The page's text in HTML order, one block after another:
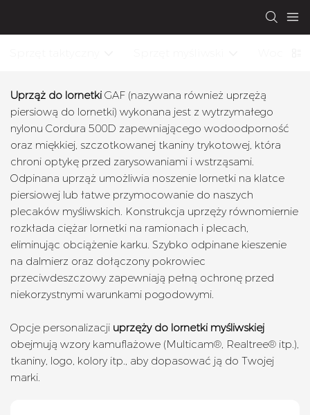
Uprząż do lornetki GAF (nazywana również uprzężą
piersiową do lornetki) wykonana jest z wytrzymałego
nylonu Cordura 500D zapewniającego wodoodporność
oraz miękkiej, szczotkowanej tkaniny trykotowej, która
chroni optykę przed zarysowaniami i wstrząsami.
Odpinana uprząż umożliwia noszenie lornetki na klatce
piersiowej lub łatwe przymocowanie do naszych
plecaków myśliwskich. Konstrukcja uprzęży równomiernie
rozkłada ciężar lornetki na ramionach i plecach,
eliminując obciążenie karku. Szybko odpinane kieszenie
na dalmierz oraz dołączony pokrowiec
przeciwdeszczowy zapewniają pełną ochronę przed
niekorzystnymi warunkami pogodowymi.
Opcje personalizacji uprzęży do lornetki myśliwskiej
obejmują wzory kamuflażowe (Multicam®, Realtree® itp.),
tkaniny, logo, kolory itp., aby dopasować ją do Twojej
marki.